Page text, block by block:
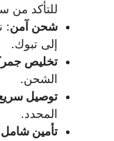
للتأكد من
شحن آمن:
إلى تبوك.
تخليص
الشحن.
توصيل
المحدد.
تأمين شامل